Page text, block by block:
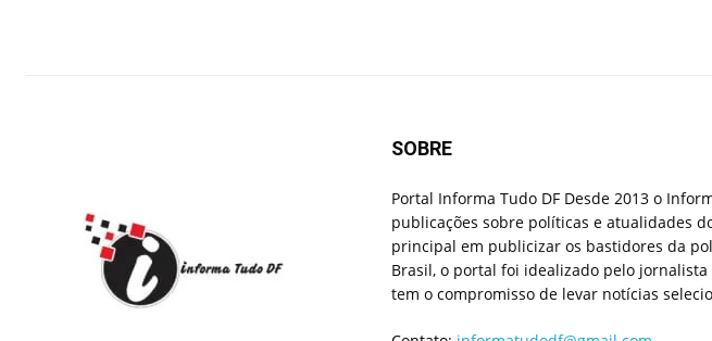
SOBRE
Portal Informa Tudo DF Desde 2013 o
publicações sobre políticas e atualidades
principal em publicizar os bastidores da
Brasil, o portal foi idealizado pelo jornalista
tem o compromisso de levar notícias